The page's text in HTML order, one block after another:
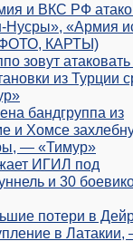
и ВКС РФ
Нусры», «Армия
КАРТЫ)
зовут атаковать
из Турции
бандгруппа из
и Хомсе
— «Тимур»
ИГИЛ под
и 30
потери в
в